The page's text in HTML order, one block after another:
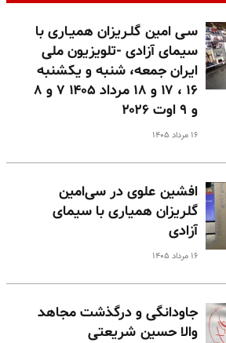
سـی امین گلـریزان همیـاری با
سیمای آزادی -تلویزیون ملی
ایران جمعه، شنبه و یکشنبه
۱۶ ، ۱۷ و ۱۸ مرداد ۱۴۰۵ ۷ و ۸
و ۹ اوت ۲۰۲۶
۱۶ مرداد ۱۴۰۵
افشین علوی در سی‌امین
گلریزان همیاری با سیمای
آزادی
۱۶ مرداد ۱۴۰۵
جاودانگی و درگذشت مجاهد
والا حسین شریعتی